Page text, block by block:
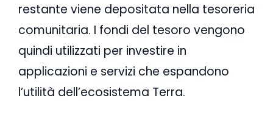
restante viene depositata nella tesoreria
comunitaria. I fondi del tesoro vengono
quindi utilizzati per investire in
applicazioni e servizi che espandono
l’utilità dell’ecosistema Terra.